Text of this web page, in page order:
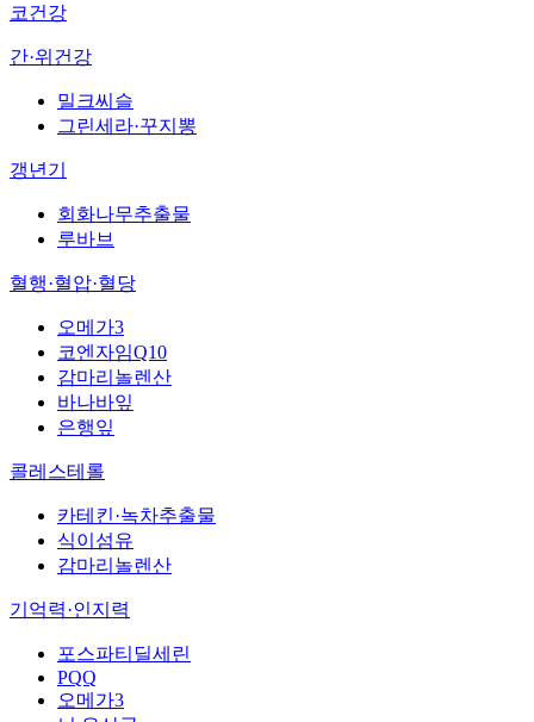
코건강
간·위건강
밀크씨슬
그린세라·꾸지뽕
갱년기
회화나무추출물
루바브
혈행·혈압·혈당
오메가3
코엔자임Q10
감마리놀렌산
바나바잎
은행잎
콜레스테롤
카테킨·녹차추출물
식이섬유
감마리놀렌산
기억력·인지력
포스파티딜세린
PQQ
오메가3